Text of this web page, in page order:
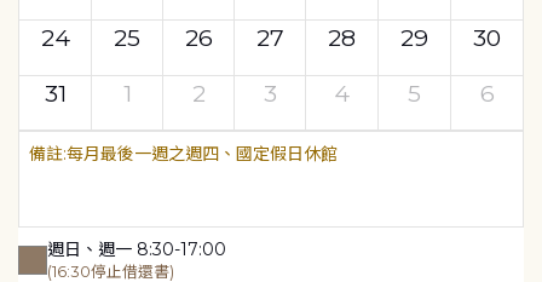
24
25 26 27 28 29
30
31
1 2 3 4 5 6
每月最後一週之週四、國定假日休館
週日、週一 8:30-17:00
(16:30停止借還書)